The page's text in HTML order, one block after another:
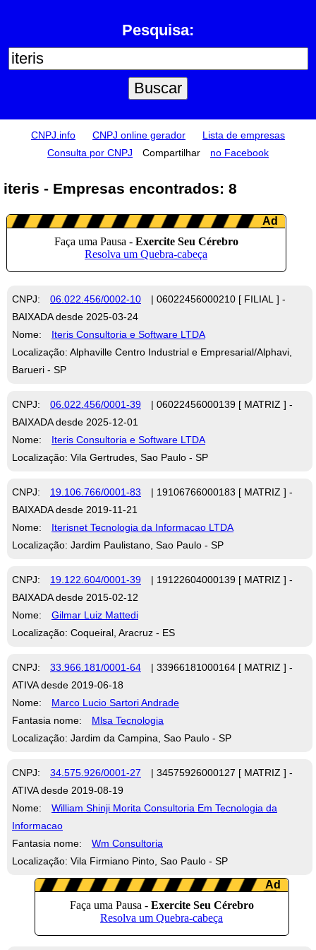
Pesquisa:
CNPJ.info CNPJ online gerador
Lista de empresas
Consulta por CNPJ
Compartilhar no Facebook
iteris - Empresas encontrados: 8
CNPJ: 06.022.456/0002-10
| 06022456000210 [ FILIAL ] -
BAIXADA desde 2025-03-24
Nome:
Iteris Consultoria e Software LTDA
Localização: Alphaville Centro Industrial e Empresarial/Alphavi,
Barueri - SP
CNPJ: 06.022.456/0001-39
| 06022456000139 [ MATRIZ ] -
BAIXADA desde 2025-12-01
Nome:
Iteris Consultoria e Software LTDA
Localização: Vila Gertrudes, Sao Paulo - SP
CNPJ: 19.106.766/0001-83
| 19106766000183 [ MATRIZ ] -
BAIXADA desde 2019-11-21
Nome:
Iterisnet Tecnologia da Informacao LTDA
Localização: Jardim Paulistano, Sao Paulo - SP
CNPJ: 19.122.604/0001-39
| 19122604000139 [ MATRIZ ] -
BAIXADA desde 2015-02-12
Nome:
Gilmar Luiz Mattedi
Localização: Coqueiral, Aracruz - ES
CNPJ: 33.966.181/0001-64
| 33966181000164 [ MATRIZ ] -
ATIVA desde 2019-06-18
Nome:
Marco Lucio Sartori Andrade
Fantasia nome:
Mlsa Tecnologia
Localização: Jardim da Campina, Sao Paulo - SP
CNPJ: 34.575.926/0001-27
| 34575926000127 [ MATRIZ ] -
ATIVA desde 2019-08-19
Nome:
William Shinji Morita Consultoria Em Tecnologia da
Informacao
Fantasia nome:
Wm Consultoria
Localização: Vila Firmiano Pinto, Sao Paulo - SP